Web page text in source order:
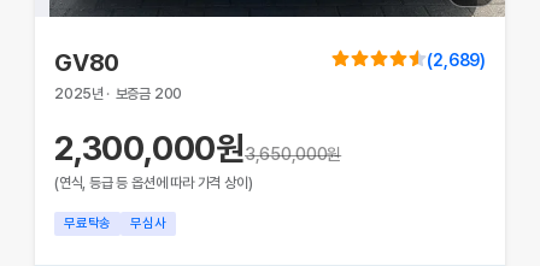
GV80 (2,689)
2025년 · 보증금 200
2,300,000원3,650,000원
(연식, 등급 등 옵션에 따라 가격 상이)
무료탁송 무심사